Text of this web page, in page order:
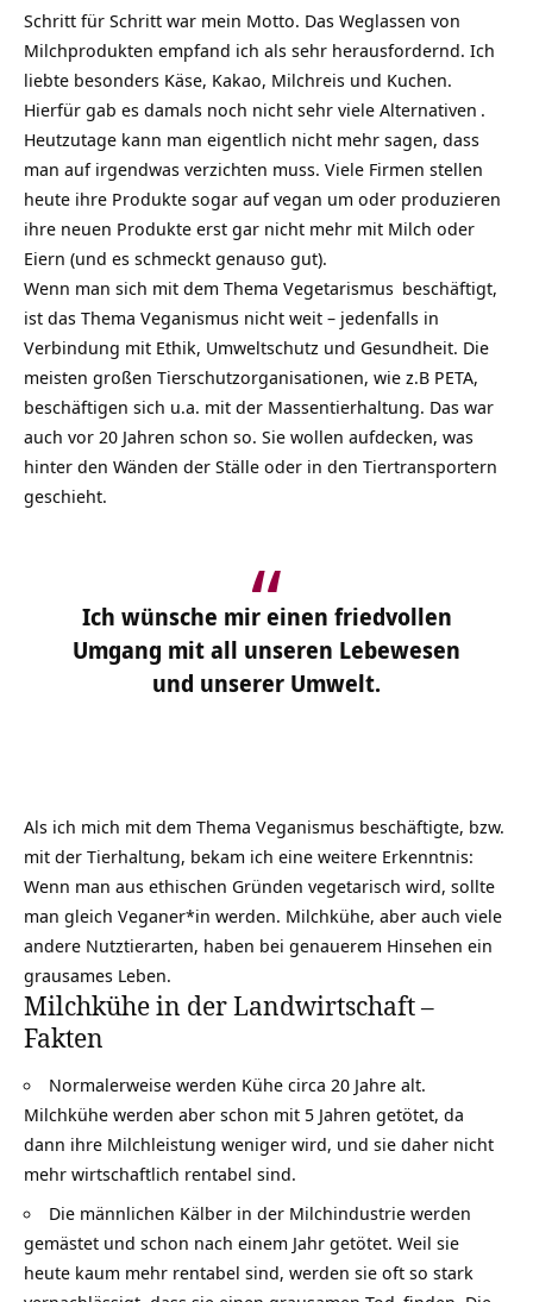
Schritt für Schritt war mein Motto. Das Weglassen von
Milchprodukten empfand ich als sehr herausfordernd. Ich
liebte besonders Käse, Kakao, Milchreis und Kuchen.
Hierfür gab es damals noch nicht sehr viele Alternativen .
Heutzutage kann man eigentlich nicht mehr sagen, dass
man auf irgendwas verzichten muss. Viele Firmen stellen
heute ihre Produkte sogar auf vegan um oder produzieren
ihre neuen Produkte erst gar nicht mehr mit Milch oder
Eiern (und es schmeckt genauso gut).
Wenn man sich mit dem Thema Vegetarismus beschäftigt,
ist das Thema Veganismus nicht weit – jedenfalls in
Verbindung mit Ethik, Umweltschutz und Gesundheit. Die
meisten großen Tierschutzorganisationen, wie z.B PETA,
beschäftigen sich u.a. mit der Massentierhaltung. Das war
auch vor 20 Jahren schon so. Sie wollen aufdecken, was
hinter den Wänden der Ställe oder in den Tiertransportern
geschieht.
Ich wünsche mir einen friedvollen
Umgang mit all unseren Lebewesen
und unserer Umwelt.
Als ich mich mit dem Thema Veganismus beschäftigte, bzw.
mit der Tierhaltung, bekam ich eine weitere Erkenntnis:
Wenn man aus ethischen Gründen vegetarisch wird, sollte
man gleich Veganer*in werden. Milchkühe, aber auch viele
andere Nutztierarten, haben bei genauerem Hinsehen ein
grausames Leben.
Milchkühe in der Landwirtschaft –
Fakten
Normalerweise werden Kühe circa 20 Jahre alt.
Milchkühe werden aber schon mit 5 Jahren getötet, da
dann ihre Milchleistung weniger wird, und sie daher nicht
mehr wirtschaftlich rentabel sind.
Die männlichen Kälber in der Milchindustrie werden
gemästet und schon nach einem Jahr getötet. Weil sie
heute kaum mehr rentabel sind, werden sie oft so stark